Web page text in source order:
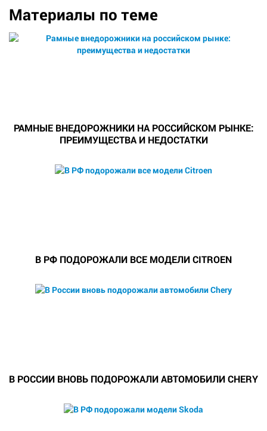
Материалы по теме
РАМНЫЕ ВНЕДОРОЖНИКИ НА РОССИЙСКОМ РЫНКЕ:
ПРЕИМУЩЕСТВА И НЕДОСТАТКИ
В РФ ПОДОРОЖАЛИ ВСЕ МОДЕЛИ CITROEN
В РОССИИ ВНОВЬ ПОДОРОЖАЛИ АВТОМОБИЛИ CHERY